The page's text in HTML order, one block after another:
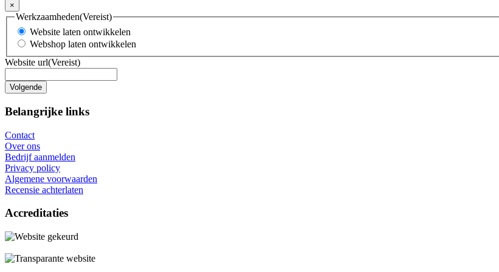
×
Werkzaamheden(Vereist)
Website laten ontwikkelen
Webshop laten ontwikkelen
Website url(Vereist)
Belangrijke links
Contact
Over ons
Bedrijf aanmelden
Privacy policy
Algemene voorwaarden
Recensie achterlaten
Accreditaties